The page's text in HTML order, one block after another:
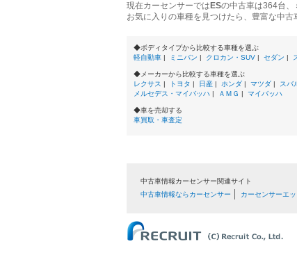
現在カーセンサーでは ESの中古車は364台、
お気に入りの車種を見つけたら、豊富な中
◆ボディタイプから比較する車種を選ぶ
軽自動車 | ミニバン | クロカン・SUV | セダン |
◆メーカーから比較する車種を選ぶ
レクサス | トヨタ | 日産 | ホンダ | マツダ | スバ
メルセデス・マイバッハ | ＡＭＧ | マイバッハ
◆車を売却する
車買取・車査定
中古車情報カーセンサー関連サイト
中古車情報ならカーセンサー
カーセンサーエ